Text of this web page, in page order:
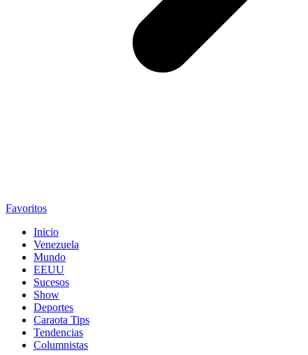
Favoritos
Inicio
Venezuela
Mundo
EEUU
Sucesos
Show
Deportes
Caraota Tips
Tendencias
Columnistas